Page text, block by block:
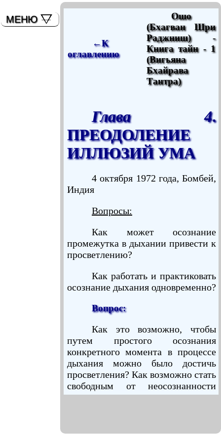
←К
оглавлению
Ошо
(Бхагван Шри
Раджниш) -
Книга тайн - 1
(Вигьяна
Бхайрава
Тантра)
Глава 4.
ПРЕОДОЛЕНИЕ
ИЛЛЮЗИЙ УМА
4 октября 1972 года, Бомбей,
Индия
Вопросы:
Как может осознание
промежутка в дыхании привести к
просветлению?
Как работать и практиковать
осознание дыхания одновременно?
Вопрос:
Как это возможно, чтобы
путем простого осознания
конкретного момента в процессе
дыхания можно было достичь
просветления? Как возможно стать
свободным от неосознанности
всего лишь осоз­нанием такого
МЕНЮ